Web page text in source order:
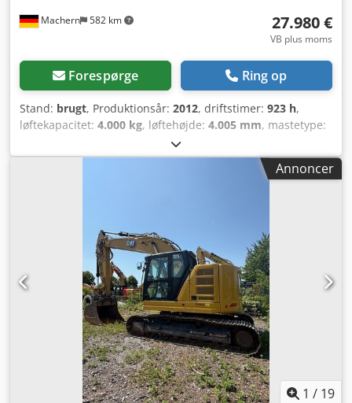
Machern 582 km 27.980 €
VB plus moms
Forespørge Ring op
Stand: brugt, Produktionsår: 2012, driftstimer: 923 h,
løftekapacitet: 4.000 kg, løftehøjde: 4.005 mm, mastetype:
2.700 mm
hk), gaffellængde:1.200 mm, tomvægt:6.095 kg, samlet
Fordæk type: Luft Cjdpfxol Hbmpo Agtjrf Fordæk stand: 60 -
80% Bagdæk type: Luft Bagdæk stand: 60 - 80%
Beskrivelse: Brugt maskine i god stand. Service og UVV-
inspektion fornyet. Brugt maskine med 3 måneders
garanti. Sideskifter, gaffelspreder, 3. funktion, 4. funktion,
arbejdslygter bag, arbejdslygter foran, varmeapparat,
Annoncer
1 / 19